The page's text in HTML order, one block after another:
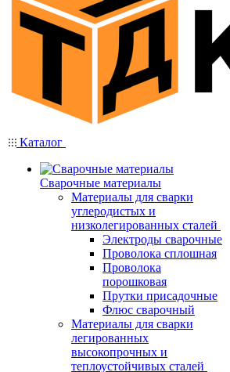
Каталог
Сварочные материалы
Материалы для сварки
углеродистых и
низколегированных сталей
Электроды сварочные
Проволока сплошная
Проволока
порошковая
Прутки присадочные
Флюс сварочный
Материалы для сварки
легированных
высокопрочных и
теплоустойчивых сталей